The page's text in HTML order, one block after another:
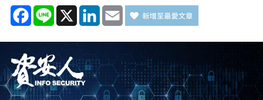
Facebook
Line X LinkedIn
Email